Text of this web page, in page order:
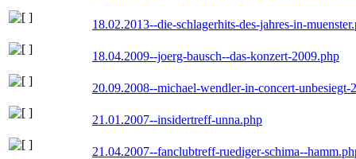
18.02.2013--die-schlagerhits-des-jahres-in-
18.04.2009--joerg-bausch--das-konzert-2009.php
20.09.2008--michael-wendler-in-concert-unbesiegt-
21.01.2007--insidertreff-unna.php
21.04.2007--fanclubtreff-ruediger-schima--